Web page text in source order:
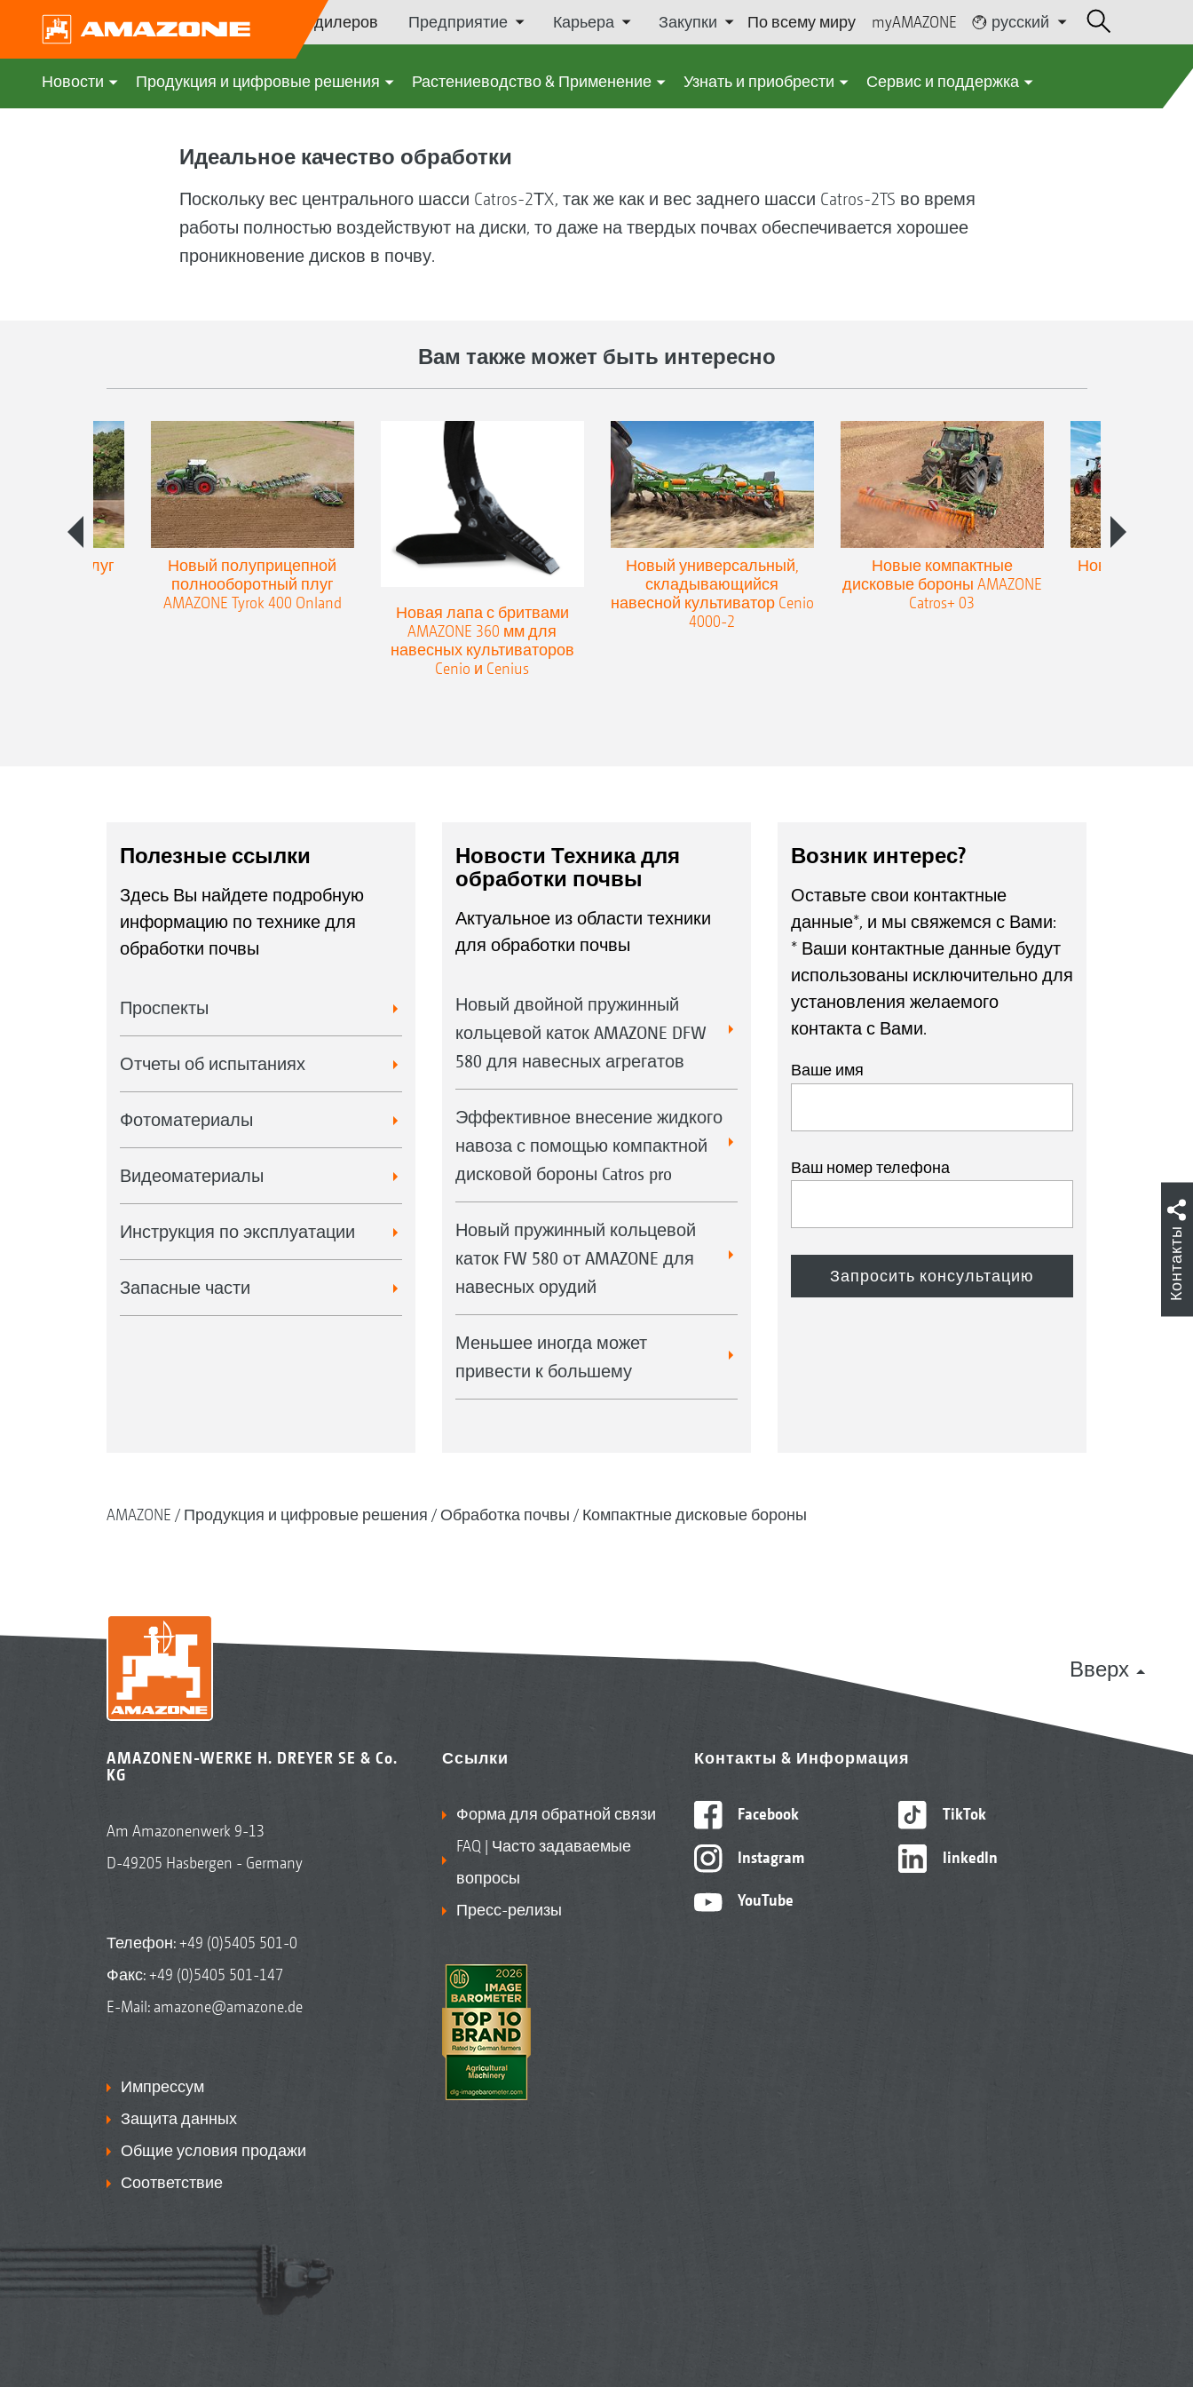
Поиск дилеров Предприятие Карьера Закупки По всему миру myAMAZONE русский
Новости Продукция и цифровые решения Растениеводство & Применение Узнать и приобрести Сервис и поддержка
Идеальное качество обработки
Поскольку вес центрального шасси Catros-2ТX, так же как и вес заднего шасси Catros-2TS во время
работы полностью воздействуют на диски, то даже на твердых почвах обеспечивается хорошее
проникновение дисков в почву.
Вам также может быть интересно
плуг
Новый полуприцепной
полнооборотный плуг
AMAZONE Tyrok 400 Onland
Новая лапа с бритвами
AMAZONE 360 мм для
навесных культиваторов
Cenio и Cenius
Новый универсальный,
складывающийся
навесной культиватор Cenio
4000-2
Новые компактные
дисковые бороны AMAZONE
Catros+ 03
Новый
Полезные ссылки
Здесь Вы найдете подробную
информацию по технике для
обработки почвы
Проспекты
Отчеты об испытаниях
Фотоматериалы
Видеоматериалы
Инструкция по эксплуатации
Запасные части
Новости Техника для
обработки почвы
Актуальное из области техники
для обработки почвы
Новый двойной пружинный
кольцевой каток AMAZONE DFW
580 для навесных агрегатов
Эффективное внесение жидкого
навоза с помощью компактной
дисковой бороны Catros pro
Новый пружинный кольцевой
каток FW 580 от AMAZONE для
навесных орудий
Меньшее иногда может
привести к большему
Возник интерес?
Оставьте свои контактные
данные*, и мы свяжемся с Вами:
* Ваши контактные данные будут
использованы исключительно для
установления желаемого
контакта с Вами.
Ваше имя
Ваш номер телефона
AMAZONE Продукция и цифровые решения Обработка почвы Компактные дисковые бороны
Вверх
AMAZONEN-WERKE H. DREYER SE & Co.
KG
Am Amazonenwerk 9-13
D-49205 Hasbergen - Germany
Телефон:+49 (0)5405 501-0
Факс: +49 (0)5405 501-147
E-Mail: amazone@amazone.de
Импрессум
Защита данных
Общие условия продажи
Соответствие
Ссылки
Форма для обратной связи
FAQ | Часто задаваемые
вопросы
Пресс-релизы
Контакты & Информация
Facebook
Instagram
YouTube
TikTok
linkedIn
Контакты